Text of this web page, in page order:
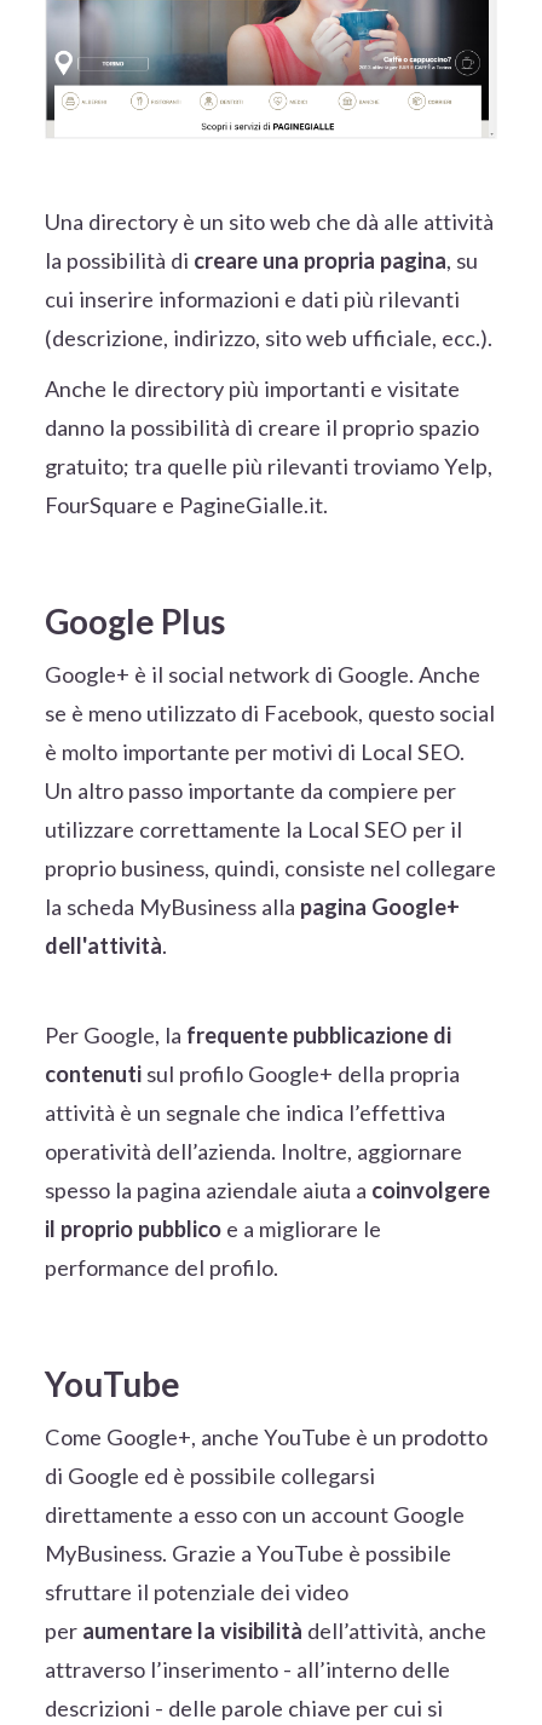
Una directory è un sito web che dà alle attività
la possibilità di creare una propria pagina, su
cui inserire informazioni e dati più rilevanti
(descrizione, indirizzo, sito web ufficiale, ecc.).
Anche le directory più importanti e visitate
danno la possibilità di creare il proprio spazio
gratuito; tra quelle più rilevanti troviamo Yelp,
FourSquare e PagineGialle.it.
Google Plus
Google+ è il social network di Google. Anche
se è meno utilizzato di Facebook, questo social
è molto importante per motivi di Local SEO.
Un altro passo importante da compiere per
utilizzare correttamente la Local SEO per il
proprio business, quindi, consiste nel collegare
la scheda MyBusiness alla pagina Google+
dell'attività.
Per Google, la frequente pubblicazione di
contenuti sul profilo Google+ della propria
attività è un segnale che indica l’effettiva
operatività dell’azienda. Inoltre, aggiornare
spesso la pagina aziendale aiuta a coinvolgere
il proprio pubblico e a migliorare le
performance del profilo.
YouTube
Come Google+, anche YouTube è un prodotto
di Google ed è possibile collegarsi
direttamente a esso con un account Google
MyBusiness. Grazie a YouTube è possibile
sfruttare il potenziale dei video
per aumentare la visibilità dell’attività, anche
attraverso l’inserimento - all’interno delle
descrizioni - delle parole chiave per cui si